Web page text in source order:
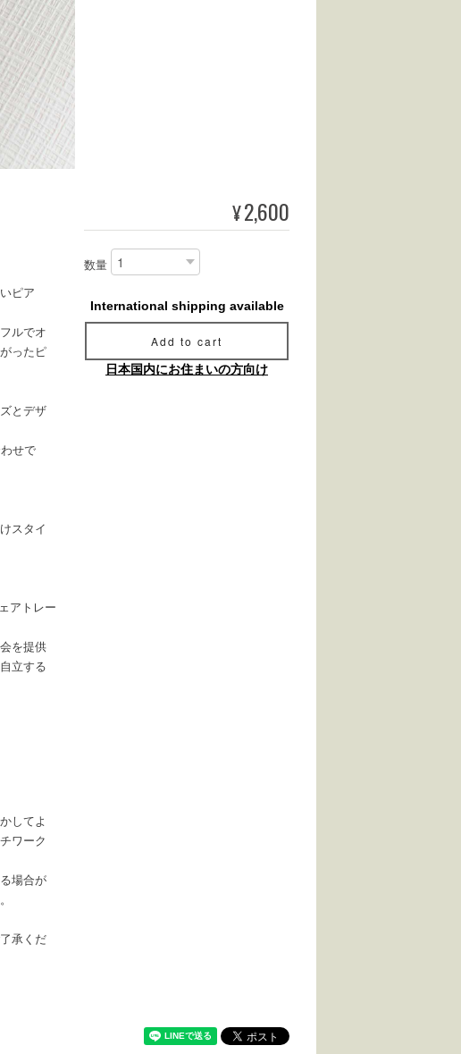
ピア
ルでオ
ったピ
とデザ
せで
スタイ
アトレー
を提供
立する
してよ
ワーク
場合が
承くだ
¥2,600
数量
International shipping available
Add to cart
日本国内にお住まいの方向け